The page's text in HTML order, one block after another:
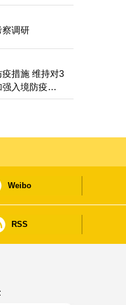
察调研
措施 维持对3
入境防疫措
Weibo
RSS